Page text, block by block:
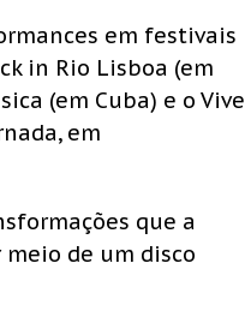
em festivais
in Rio Lisboa (em
(em Cuba) e o Vive
em
que a
de um disco